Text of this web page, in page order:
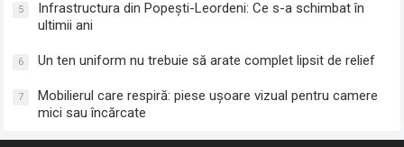
5
Infrastructura din Popești-Leordeni: Ce s-a schimbat în
ultimii ani
6 Un ten uniform nu trebuie să arate complet lipsit de relief
7
Mobilierul care respiră: piese ușoare vizual pentru camere
mici sau încărcate